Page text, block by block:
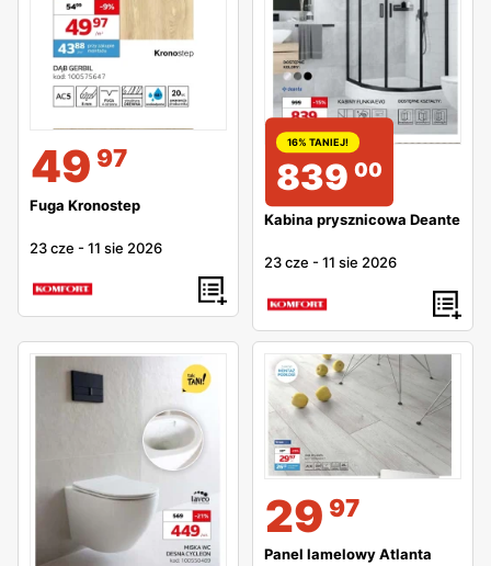
49 97
Fuga Kronostep
23 cze -11 sie 2026
16% TANIEJ!
839 00
Kabina prysznicowa Deante
23 cze -11 sie 2026
29 97
Panel lamelowy Atlanta